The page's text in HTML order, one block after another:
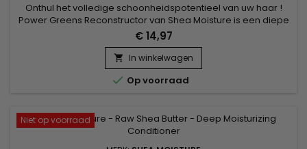
Onthul het volledige schoonheidspotentieel van uw haar !
Power Greens Reconstructor van Shea Moisture is een diepe
conditioner voor natuurlijke krullen die haarvezels
doordrenkt met intens vocht, gebruik deze dagelijkse
conditioner om haarbreuk te minimaliseren.&nbsp; Versterk
zwakke lokken met deze diepe conditioner voor beschadigd
haar van Shea...
€ 14,97
 In winkelwagen
 Op voorraad
Niet op voorraad